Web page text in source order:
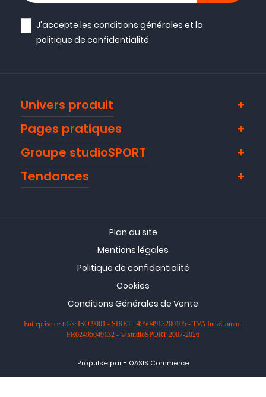
J'accepte lesconditions générales et la
politique de confidentialité
Univers produit
Pages pratiques
Groupe studioSPORT
Tendances
Plan du site
Mentions légales
Politique de confidentialité
Cookies
Conditions Générales de Vente
Entreprise certifiée ISO 9001 - SIRET : 49504913200105 - TVA IntraComm :
FR02495049132 - © studioSPORT 2007-2026
Propulsé par- OASIS Commerce